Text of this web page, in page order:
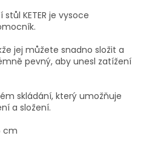
KETER je vysoce
jej můžete snadno složit a
pevný, aby unesl zatížení
skládání, který umožňuje
a složení.
cm